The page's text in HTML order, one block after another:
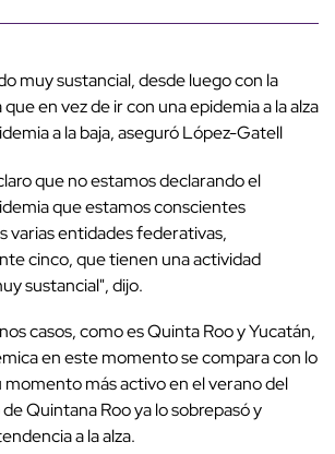
muy sustancial, desde luego con la
en vez de ir con una epidemia a la alza
a la baja, aseguró López-Gatell
que no estamos declarando el
que estamos conscientes
varias entidades federativas,
cinco, que tienen una actividad
sustancial", dijo.
casos, como es Quinta Roo y Yucatán,
en este momento se compara con lo
más activo en el verano del
Quintana Roo ya lo sobrepasó y
a la alza.